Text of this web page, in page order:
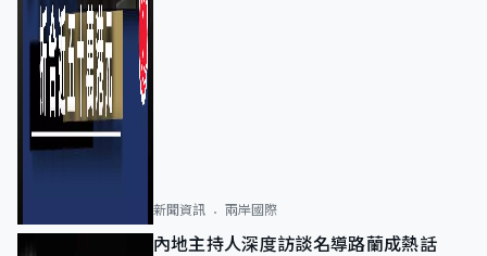
新聞資訊 兩岸國際
內地主持人深度訪談名導路蘭成熱話